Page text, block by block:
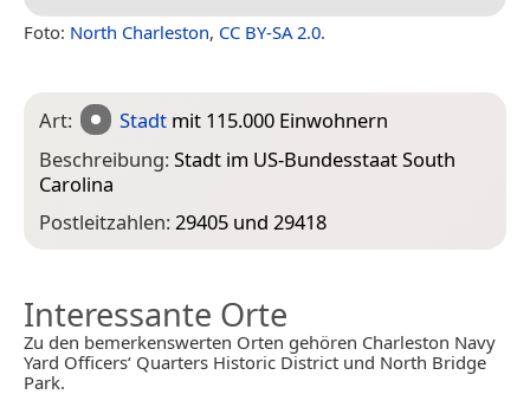
Foto: North Charleston, CC BY-SA 2.0.
Art: Stadt mit 115.000 Einwohnern
Beschreibung:Stadt im US-Bundesstaat South
Carolina
Postleitzahlen:29405 und 29418
Interessante Orte
Zu den bemerkenswerten Orten gehören Charleston Navy
Yard Officers‘ Quarters Historic District und North Bridge
Park.